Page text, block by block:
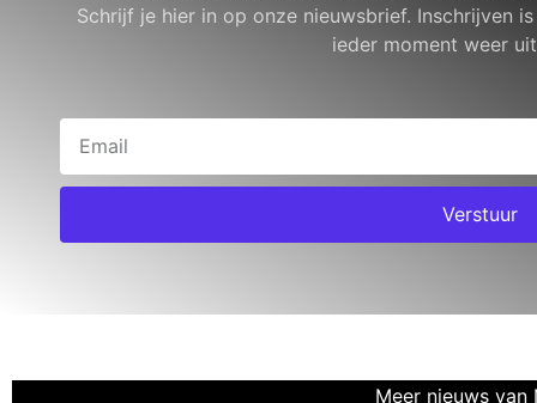
Schrijf je hier in op onze nieuwsbrief. Inschrijven
ieder moment weer
Verstuur
Meer nieuws van